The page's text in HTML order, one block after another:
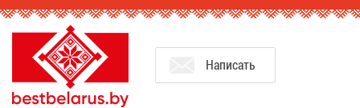
На­пи­сать